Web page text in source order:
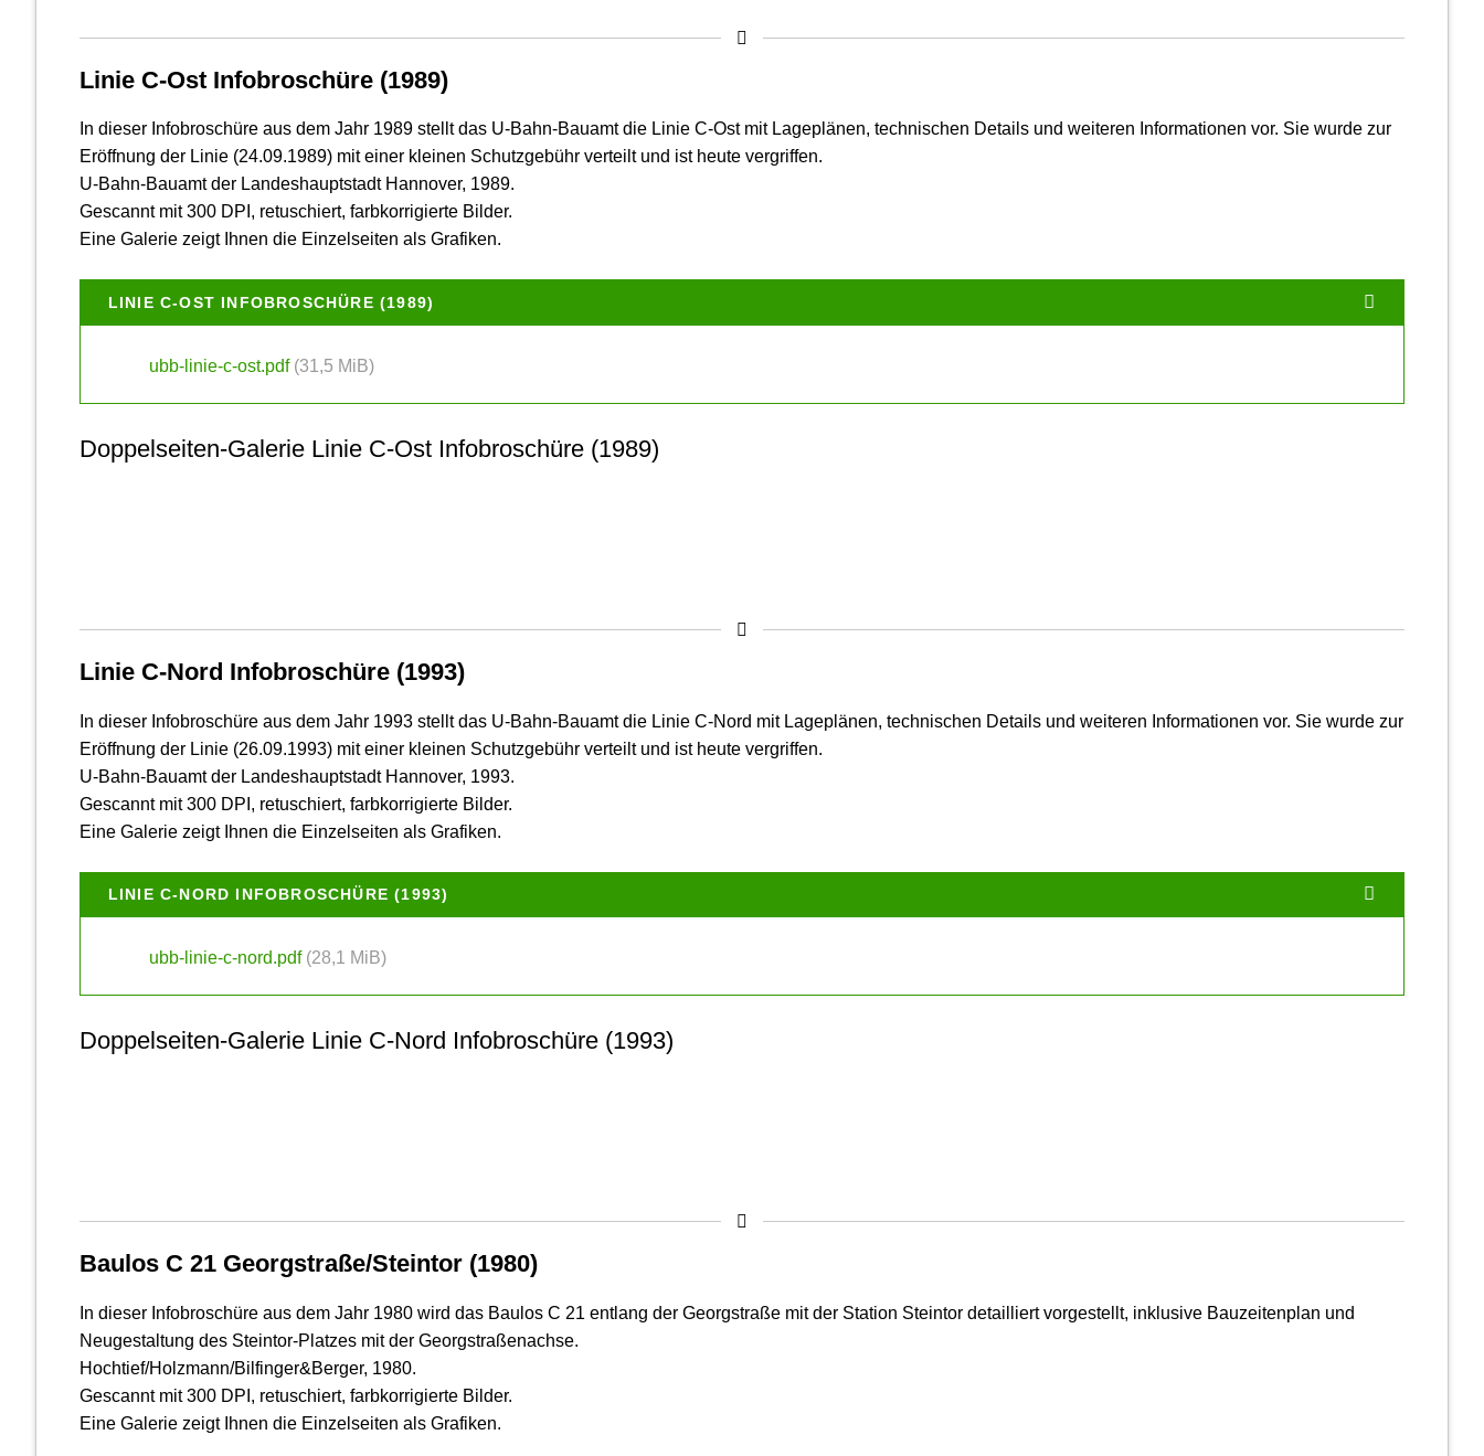
Linie C-Ost Infobroschüre (1989)
In dieser Info­broschüre aus dem Jahr 1989 stellt das U-Bahn-Bauamt die Linie C-Ost mit Lage­plänen, tech­nischen Details und weiteren Infor­mationen vor. Sie wurde zur
Eröffnung der Linie (24.09.1989) mit einer kleinen Schutz­gebühr verteilt und ist heute vergriffen.
U-Bahn-Bauamt der Landeshauptstadt Hannover, 1989.
Gescannt mit 300 DPI, retuschiert, farbkorrigierte Bilder.
Eine Galerie zeigt Ihnen die Einzelseiten als Grafiken.
LINIE C-OST INFOBROSCHÜRE (1989)
ubb-linie-c-ost.pdf (31,5 MiB)
Doppelseiten-Galerie Linie C-Ost Infobroschüre (1989)
Linie C-Nord Infobroschüre (1993)
In dieser Info­broschüre aus dem Jahr 1993 stellt das U-Bahn-Bauamt die Linie C-Nord mit Lage­plänen, tech­nischen Details und weiteren Infor­mationen vor. Sie wurde zur
Eröffnung der Linie (26.09.1993) mit einer kleinen Schutz­gebühr verteilt und ist heute vergriffen.
U-Bahn-Bauamt der Landeshauptstadt Hannover, 1993.
Gescannt mit 300 DPI, retuschiert, farbkorrigierte Bilder.
Eine Galerie zeigt Ihnen die Einzelseiten als Grafiken.
LINIE C-NORD INFOBROSCHÜRE (1993)
ubb-linie-c-nord.pdf (28,1 MiB)
Doppelseiten-Galerie Linie C-Nord Infobroschüre (1993)
Baulos C 21 Georgstraße/Steintor (1980)
In dieser Info­broschüre aus dem Jahr 1980 wird das Baulos C 21 entlang der Georgstraße mit der Station Steintor detailliert vorgestellt, inklusive Bauzeitenplan und
Neugestaltung des Steintor-Platzes mit der Georgstraßenachse.
Hochtief/Holzmann/Bilfinger&Berger, 1980.
Gescannt mit 300 DPI, retuschiert, farbkorrigierte Bilder.
Eine Galerie zeigt Ihnen die Einzelseiten als Grafiken.